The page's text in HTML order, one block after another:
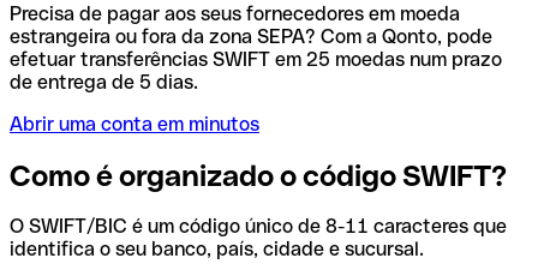
Precisa de pagar aos seus fornecedores em moeda
estrangeira ou fora da zona SEPA? Com a Qonto, pode
efetuar transferências SWIFT em 25 moedas num prazo
de entrega de 5 dias.
Abrir uma conta em minutos
Como é organizado o código SWIFT?
O SWIFT/BIC é um código único de 8-11 caracteres que
identifica o seu banco, país, cidade e sucursal.